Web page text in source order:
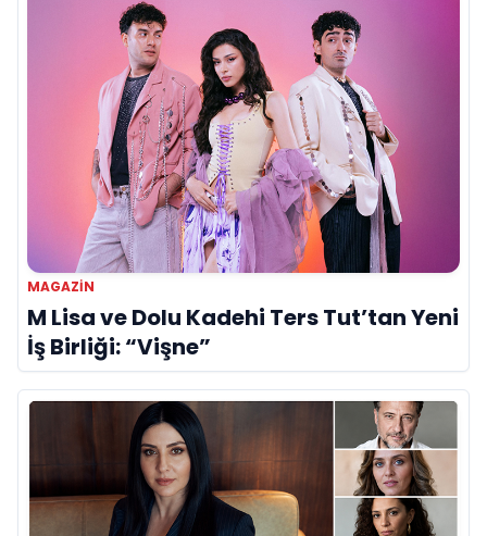
MAGAZIN
M Lisa ve Dolu Kadehi Ters Tut’tan Yeni
İş Birliği: “Vişne”